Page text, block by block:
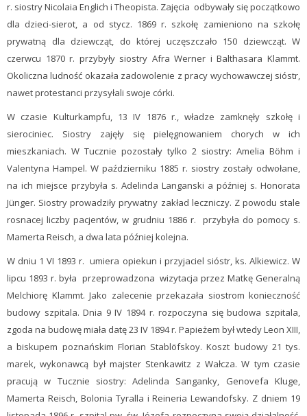
r. siostry Nicolaia Englich i Theopista. Zajęcia odbywały się początkowo
dla dzieci-sierot, a od stycz. 1869 r. szkołę zamieniono na szkołę
prywatną dla dziewcząt, do której uczęszczało 150 dziewcząt. W
czerwcu 1870 r. przybyły siostry Afra Werner i Balthasara Klammt.
Okoliczna ludność okazała zadowolenie z pracy wychowawczej sióstr,
nawet protestanci przysyłali swoje córki.
W czasie Kulturkampfu, 13 IV 1876 r., władze zamknęły szkołę i
sierociniec. Siostry zajęły się pielęgnowaniem chorych w ich
mieszkaniach. W Tucznie pozostały tylko 2 siostry: Amelia Böhm i
Valentyna Hampel. W październiku 1885 r. siostry zostały odwołane,
na ich miejsce przybyła s. Adelinda Langanski a później s. Honorata
Jünger. Siostry prowadziły prywatny zakład leczniczy. Z powodu stale
rosnacej liczby pacjentów, w grudniu 1886 r. przybyła do pomocy s.
Mamerta Reisch, a dwa lata później kolejna.
W dniu 1 VI 1893 r. umiera opiekun i przyjaciel sióstr, ks. Alkiewicz. W
lipcu 1893 r. była przeprowadzona wizytacja przez Matkę Generalną
Melchiorę Klammt. Jako zalecenie przekazała siostrom konieczność
budowy szpitala. Dnia 9 IV 1894 r. rozpoczyna się budowa szpitala,
zgoda na budowę miała datę 23 IV 1894 r. Papieżem był wtedy Leon XIII,
a biskupem poznańskim Florian Stablöfskoy. Koszt budowy 21 tys.
marek, wykonawcą był majster Stenkawitz z Wałcza. W tym czasie
pracują w Tucznie siostry: Adelinda Sanganky, Genovefa Kluge,
Mamerta Reisch, Bolonia Tyralla i Reineria Lewandofsky. Z dniem 19